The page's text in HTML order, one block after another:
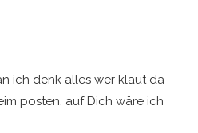
ich denk alles wer klaut da
posten, auf Dich wäre ich